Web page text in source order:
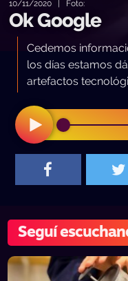
10/11/2020 | Foto:
Ok Google
Cedemos
los días estamos
artefactos
Seguí